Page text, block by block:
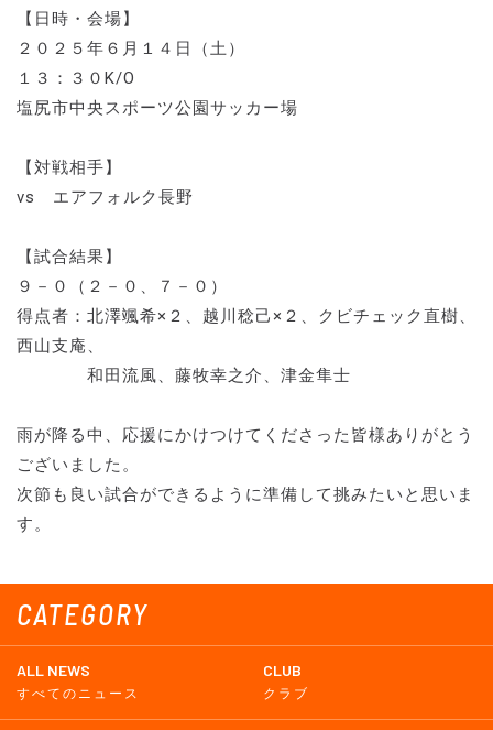
CATEGORY
ALL NEWS
すべてのニュース
CLUB
クラブ
【日時・会場】
２０２５年６月１４日（土）
１３：３０K/O
塩尻市中央スポーツ公園サッカー場
【対戦相手】
vs エアフォルク長野
【試合結果】
９－０（２－０、７－０）
得点者：北澤颯希×２、越川稔己×２、クビチェック直樹、
西山支庵、
和田流風、藤牧幸之介、津金隼士
雨が降る中、応援にかけつけてくださった皆様ありがとう
ございました。
次節も良い試合ができるように準備して挑みたいと思いま
す。